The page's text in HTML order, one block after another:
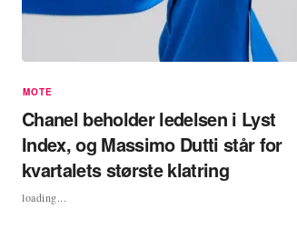
MOTE
Chanel beholder ledelsen i Lyst
Index, og Massimo Dutti står for
kvartalets største klatring
loading...